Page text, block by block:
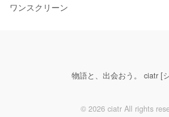
ワンスクリーン
物語と、出会おう。 ciatr [
© 2026 ciatr All rights